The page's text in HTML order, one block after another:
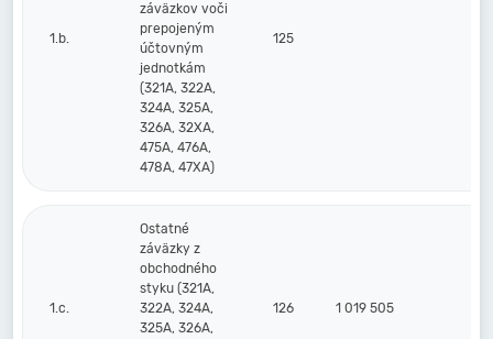
1.b.
záväzkov voči
prepojeným
účtovným
jednotkám
(321A, 322A,
324A, 325A,
326A, 32XA,
475A, 476A,
478A, 47XA)
125
1.c.
Ostatné
záväzky z
obchodného
styku (321A,
322A, 324A,
325A, 326A,
126 1 019 505